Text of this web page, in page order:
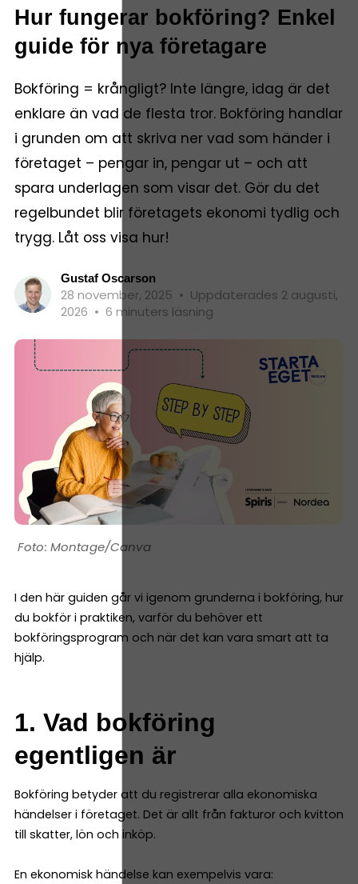
Hur fungerar bokföring? Enkel
guide för nya företagare
Bokföring = krångligt? Inte längre, idag är det
enklare än vad de flesta tror. Bokföring handlar
i grunden om att skriva ner vad som händer i
företaget – pengar in, pengar ut – och att
spara underlagen som visar det. Gör du det
regelbundet blir företagets ekonomi tydlig och
trygg. Låt oss visa hur!
Gustaf Oscarson
28 november, 2025 • Uppdaterades 2 augusti,
2026 • 6 minuters läsning
Montage/Canva
I den här guiden går vi igenom grunderna i bokföring, hur
du bokför i praktiken, varför du behöver ett
bokföringsprogram och när det kan vara smart att ta
hjälp.
1. Vad bokföring
egentligen är
Bokföring betyder att du registrerar alla ekonomiska
händelser i företaget. Det är allt från fakturor och kvitton
till skatter, lön och inköp.
En ekonomisk händelse kan exempelvis vara: